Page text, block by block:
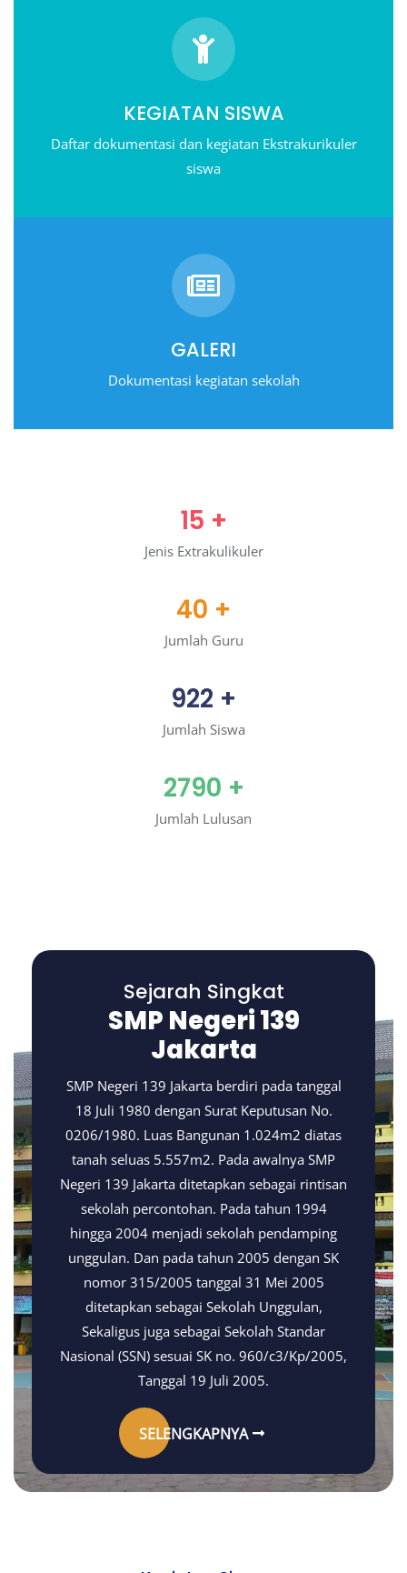
KEGIATAN SISWA
Daftar dokumentasi dan kegiatan Ekstrakurikuler
siswa
GALERI
Dokumentasi kegiatan sekolah
15 +
Jenis Extrakulikuler
40 +
Jumlah Guru
922 +
Jumlah Siswa
2790 +
Jumlah Lulusan
Sejarah Singkat
SMP Negeri 139
Jakarta
SMP Negeri 139 Jakarta berdiri pada tanggal
18 Juli 1980 dengan Surat Keputusan No.
0206/1980. Luas Bangunan 1.024m2 diatas
tanah seluas 5.557m2. Pada awalnya SMP
Negeri 139 Jakarta ditetapkan sebagai rintisan
sekolah percontohan. Pada tahun 1994
hingga 2004 menjadi sekolah pendamping
unggulan. Dan pada tahun 2005 dengan SK
nomor 315/2005 tanggal 31 Mei 2005
ditetapkan sebagai Sekolah Unggulan,
Sekaligus juga sebagai Sekolah Standar
Nasional (SSN) sesuai SK no. 960/c3/Kp/2005,
Tanggal 19 Juli 2005.
SELENGKAPNYA